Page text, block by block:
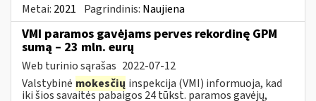
Metai: 2021 Pagrindinis: Naujiena
VMI paramos gavėjams perves rekordinę GPM
sumą – 23 mln. eurų
Web turinio sąrašas 2022-07-12
Valstybinė mokesčių inspekcija (VMI) informuoja, kad
iki šios savaitės pabaigos 24 tūkst. paramos gavėjų,